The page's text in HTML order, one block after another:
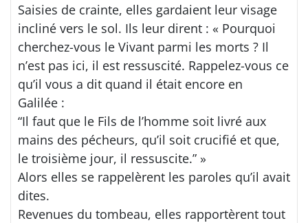
Saisies de crainte, elles gardaient leur visage
incliné vers le sol. Ils leur dirent : « Pourquoi
cherchez-vous le Vivant parmi les morts ? Il
n’est pas ici, il est ressuscité. Rappelez-vous ce
qu’il vous a dit quand il était encore en
Galilée :
“Il faut que le Fils de l’homme soit livré aux
mains des pécheurs, qu’il soit crucifié et que,
le troisième jour, il ressuscite.” »
Alors elles se rappelèrent les paroles qu’il avait
dites.
Revenues du tombeau, elles rapportèrent tout